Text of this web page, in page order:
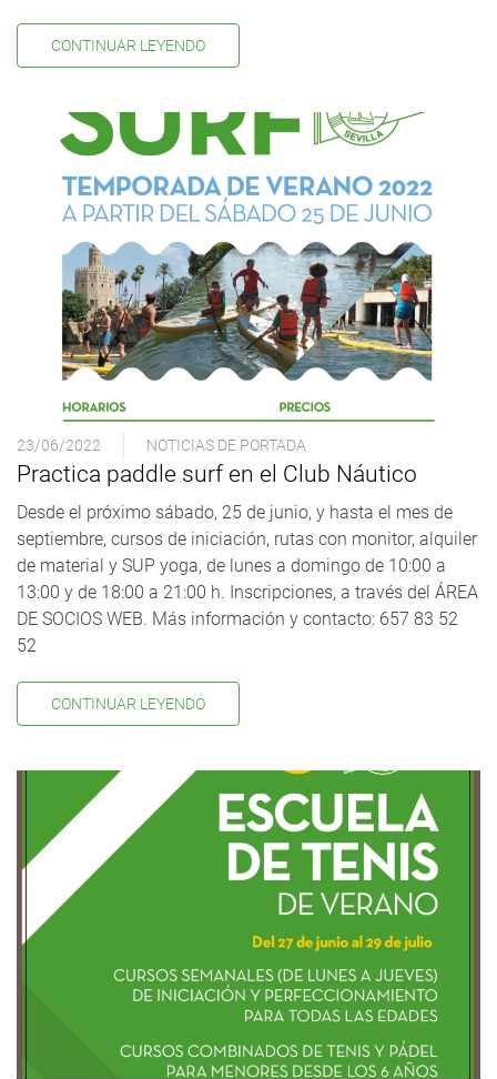
CONTINUAR LEYENDO
23/06/2022 NOTICIAS DE PORTADA
Practica paddle surf en el Club Náutico
Desde el próximo sábado, 25 de junio, y hasta el mes de
septiembre, cursos de iniciación, rutas con monitor, alquiler
de material y SUP yoga, de lunes a domingo de 10:00 a
13:00 y de 18:00 a 21:00 h. Inscripciones, a través del ÁREA
DE SOCIOS WEB. Más información y contacto: 657 83 52
52
CONTINUAR LEYENDO